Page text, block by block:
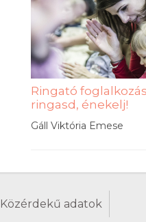
Ringató
ringasd, énekelj!
Gáll Viktória Emese
Közérdekű adatok